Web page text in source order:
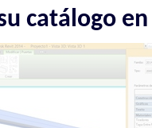
catálogo